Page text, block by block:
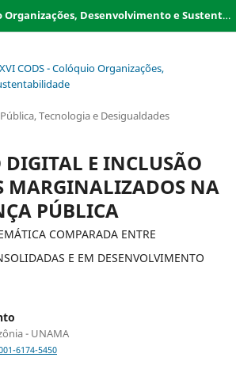
CODS - Colóquio Organizações, Desenvolvimento e Sustentabilidade
CODS - Colóquio Organizações,
Tecnologia e Desigualdades
E INCLUSÃO
MARGINALIZADOS NA
PÚBLICA
COMPARADA ENTRE
E EM DESENVOLVIMENTO
- UNAMA
6174-5450